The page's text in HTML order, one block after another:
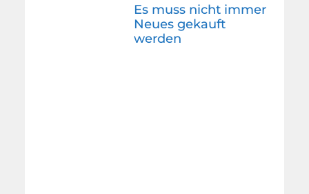
Es muss nicht immer
Neues gekauft
werden